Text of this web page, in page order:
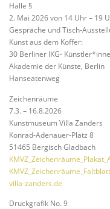
Halle §
2. Mai 2026 von 14 Uhr – 19
Gespräche und Tisch-
Kunst aus dem Koffer:
30 Berliner IKG-
Akademie der Künste, Berlin
Hanseatenweg
Zeichenräume
7.3. – 16.8.2026
Kunstmuseum Villa Zanders
Konrad-Adenauer-Platz 8
51465 Bergisch Gladbach
villa-zanders.de
Druckgrafik No. 9